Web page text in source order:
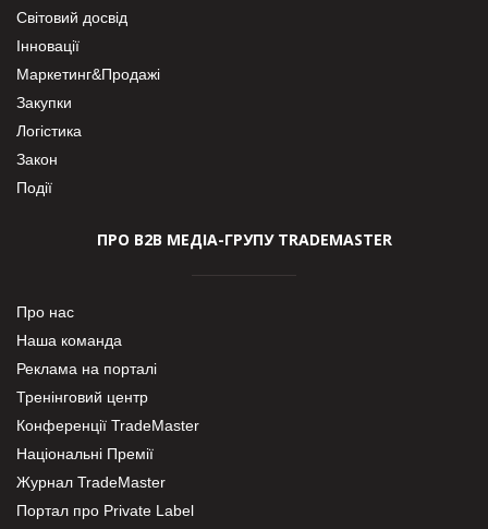
Світовий досвід
Інновації
Маркетинг&Продажі
Закупки
Логістика
Закон
Події
ПРО В2В МЕДІА-ГРУПУ TRADEMASTER
Про нас
Наша команда
Реклама на порталі
Тренінговий центр
Конференції TradeMaster
Національні Премії
Журнал TradeMaster
Портал про Private Label